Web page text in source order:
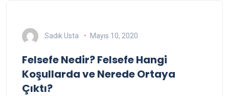
Sadık Usta Mayıs 10, 2020
Felsefe Nedir? Felsefe Hangi
Koşullarda ve Nerede Ortaya
Çıktı?